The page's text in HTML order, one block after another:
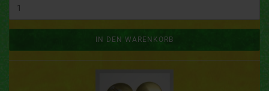
IN DEN WARENKORB